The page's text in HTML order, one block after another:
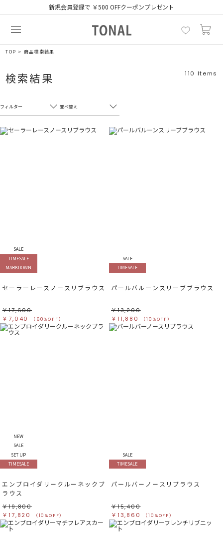
新規会員登録で ￥500 OFFクーポンプレゼント
TOP 商品検索結果
検索結果 110 Items
フィルター
フリーワード
ブラウン
ベージュベージュ
オレンジ
イエロー
グリーングリーン
パープル パープル
レッド レッド
リセット
並べ替え
売れ筋順
SALE
TIMESALE
MARKDOWN
セーラーレースノースリブラウス
￥17,600
￥7,040
（60%OFF）
SALE
TIMESALE
パールバルーンスリーブブラウス
￥13,200
￥11,880
（10%OFF）
NEW
SALE
SET UP
TIMESALE
エンブロイダリークルーネックブ
ラウス
￥19,800
￥17,820
（10%OFF）
SALE
TIMESALE
パールバーノースリブラウス
￥15,400
￥13,860
（10%OFF）